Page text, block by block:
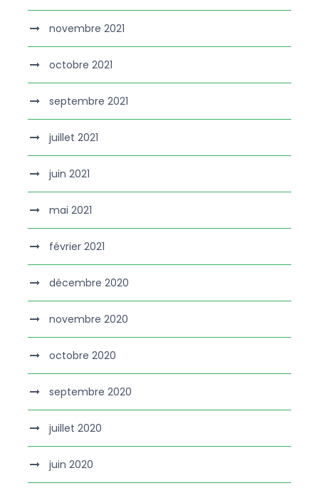
novembre 2021
octobre 2021
septembre 2021
juillet 2021
juin 2021
mai 2021
février 2021
décembre 2020
novembre 2020
octobre 2020
septembre 2020
juillet 2020
juin 2020